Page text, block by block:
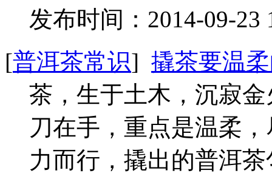
发布时间：2014-09-
[普洱茶常识] 撬茶要温
茶，生于土木，沉寂
刀在手，重点是温柔
力而行，撬出的普洱